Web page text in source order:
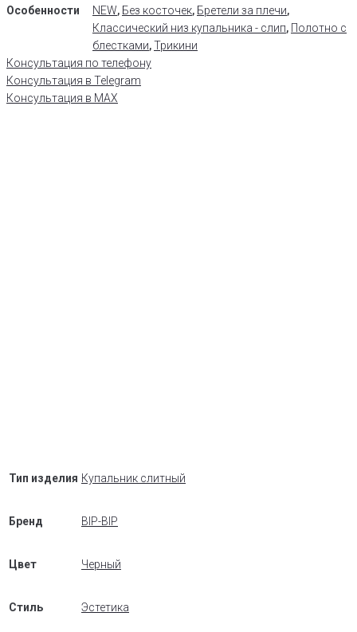
Особенности
NEW, Без косточек, Бретели за плечи,
Классический низ купальника - слип, Полотно с
блестками,Трикини
Консультация по телефону
Консультация в Telegram
Консультация в MAX
Тип изделия Купальник слитный
Бренд BIP-BIP
Цвет Черный
Стиль Эстетика